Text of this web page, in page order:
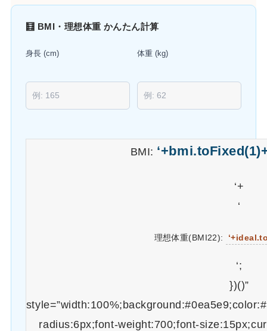
🧮 BMI・理想体重 かんたん計算
身長 (cm) 体重 (kg)
BMI:
‘+
‘
理想体重(BMI22):
‘;
})()”
radius:6px;font-weight:700;font-